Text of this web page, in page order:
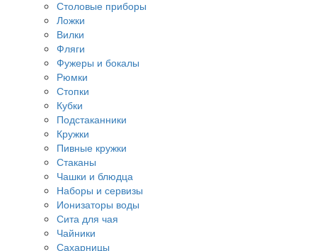
Столовые приборы
Ложки
Вилки
Фляги
Фужеры и бокалы
Рюмки
Стопки
Кубки
Подстаканники
Кружки
Пивные кружки
Стаканы
Чашки и блюдца
Наборы и сервизы
Ионизаторы воды
Сита для чая
Чайники
Сахарницы